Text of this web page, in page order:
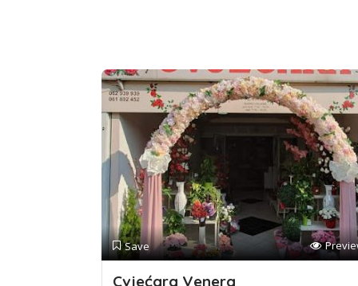
Save
Cvjećara Venera